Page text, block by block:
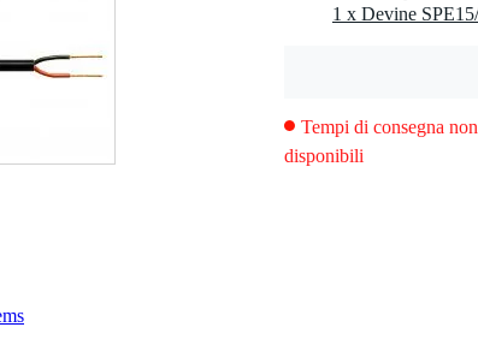
Tempi di consegna non
disponibili